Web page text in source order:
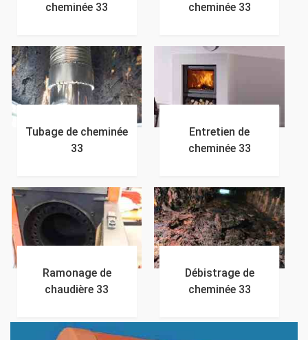
cheminée 33
cheminée 33
Tubage de cheminée
33
Entretien de
cheminée 33
Ramonage de
chaudière 33
Débistrage de
cheminée 33